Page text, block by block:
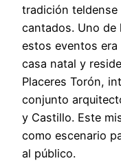
tradición teldense
cantados. Uno de
estos eventos
casa natal y
Placeres Torón,
conjunto
y Castillo. Este
como escenario
al público.